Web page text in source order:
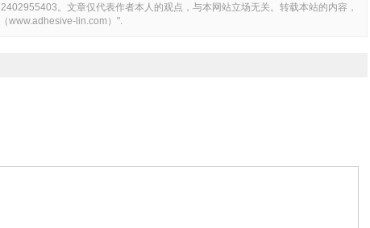
。文章仅代表作者本人的观点，与本网站立场无关。转载本站的内容，
www.adhesive-lin.com）".